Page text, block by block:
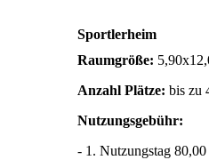
Sportlerheim
Raumgröße:
Anzahl Plätze: bis zu
Nutzungsgebühr:
- 1. Nutzungstag